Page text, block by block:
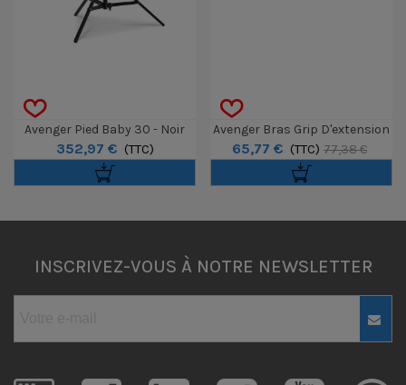
Avenger Pied Baby 30 - Noir
352,97 € (TTC)
Avenger Bras Grip D'extension
100cm Avec Rotule
65,77 € (TTC) 77,38 €
INSCRIVEZ-VOUS À NOTRE NEWSLETTER